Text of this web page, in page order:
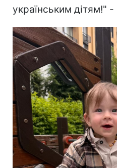
українським дітям!"